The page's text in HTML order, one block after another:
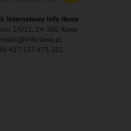
Internetowy Info Iława
2/U21, 14-200 Iława
427, 537 475 202